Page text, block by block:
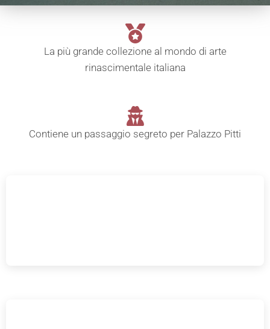
La più grande collezione al mondo di arte
rinascimentale italiana
Contiene un passaggio segreto per Palazzo Pitti